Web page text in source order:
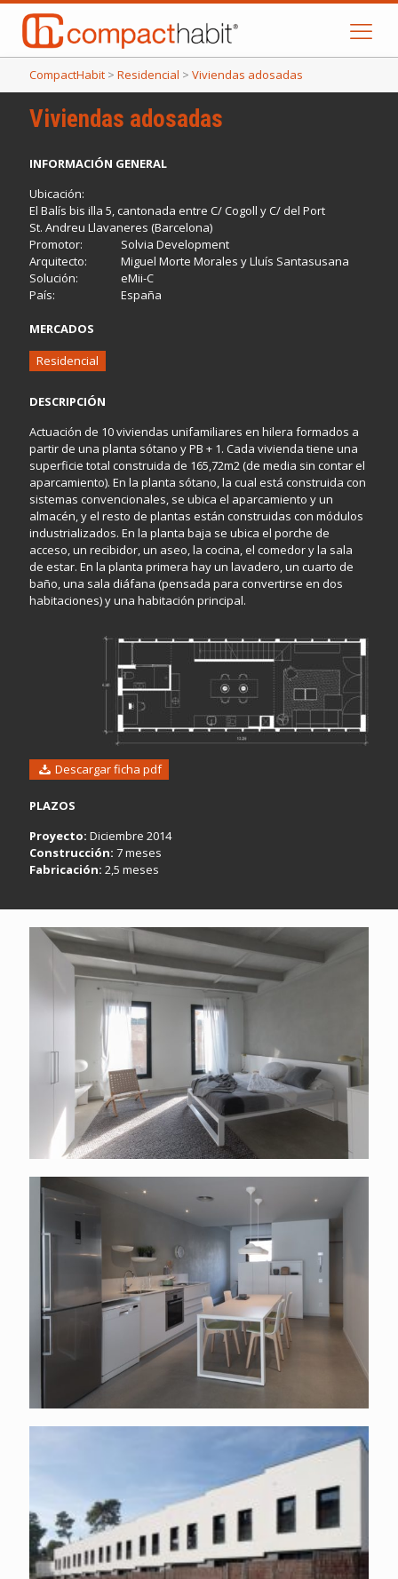
CompactHabit > Residencial > Viviendas adosadas
Viviendas adosadas
INFORMACIÓN GENERAL
Ubicación:
El Balís bis illa 5, cantonada entre C/ Cogoll y C/ del Port
St. Andreu Llavaneres (Barcelona)
Promotor:
Solvia Development
Arquitecto:
Miguel Morte Morales y Lluís Santasusana
Solución:
eMii-C
País:
España
MERCADOS
Residencial
DESCRIPCIÓN
Actuación de 10 viviendas unifamiliares en hilera formados a
partir de una planta sótano y PB + 1. Cada vivienda tiene una
superficie total construida de 165,72m2 (de media sin contar el
aparcamiento). En la planta sótano, la cual está construida con
sistemas convencionales, se ubica el aparcamiento y un
almacén, y el resto de plantas están construidas con módulos
industrializados. En la planta baja se ubica el porche de
acceso, un recibidor, un aseo, la cocina, el comedor y la sala
de estar. En la planta primera hay un lavadero, un cuarto de
baño, una sala diáfana (pensada para convertirse en dos
habitaciones) y una habitación principal.
Descargar ficha pdf
PLAZOS
Proyecto: Diciembre 2014
Construcción: 7 meses
Fabricación: 2,5 meses